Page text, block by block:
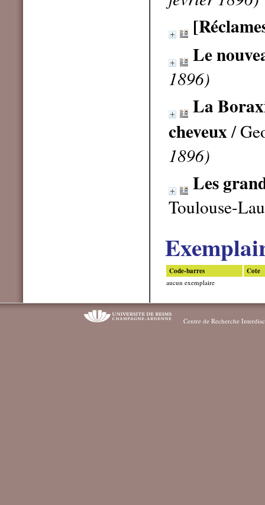
Le
1896)
La
cheveux/
1896)
Les
Toulouse-
Code-barres Cote
aucun exemplaire
Centre de Recherche